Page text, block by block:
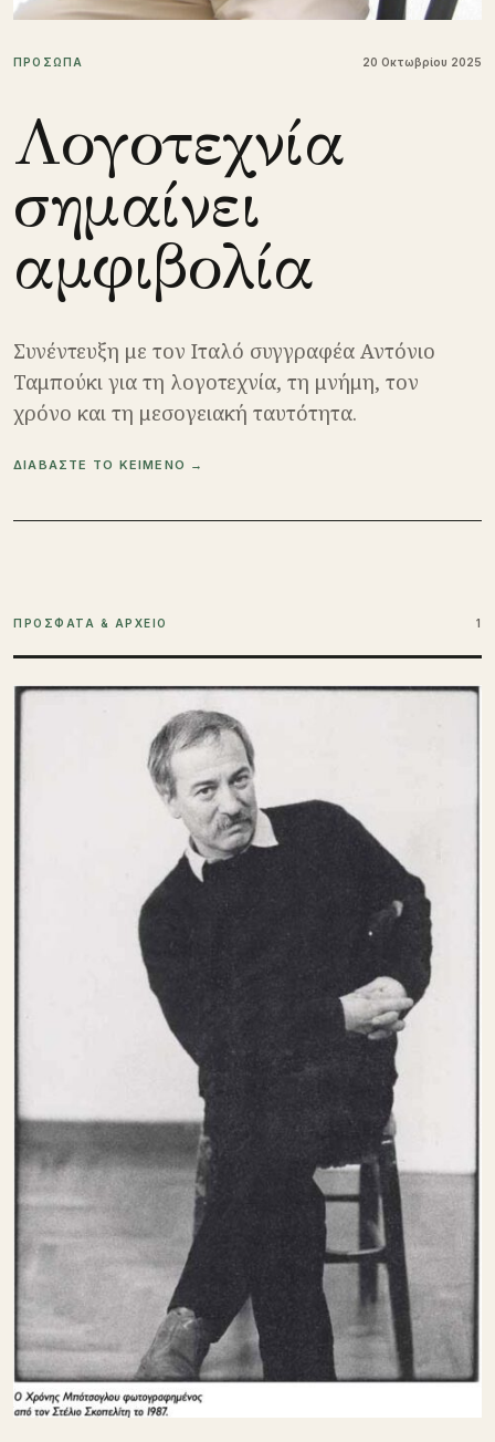
ΠΡΟΣΩΠΑ 20 Οκτωβρίου 2025
Λογοτεχνία
σημαίνει
αμφιβολία
Συνέντευξη με τον Ιταλό συγγραφέα Αντόνιο
Ταμπούκι για τη λογοτεχνία, τη μνήμη, τον
χρόνο και τη μεσογειακή ταυτότητα.
ΔΙΑΒΑΣΤΕ ΤΟ ΚΕΙΜΕΝΟ →
ΠΡΟΣΦΑΤΑ & ΑΡΧΕΙΟ 1